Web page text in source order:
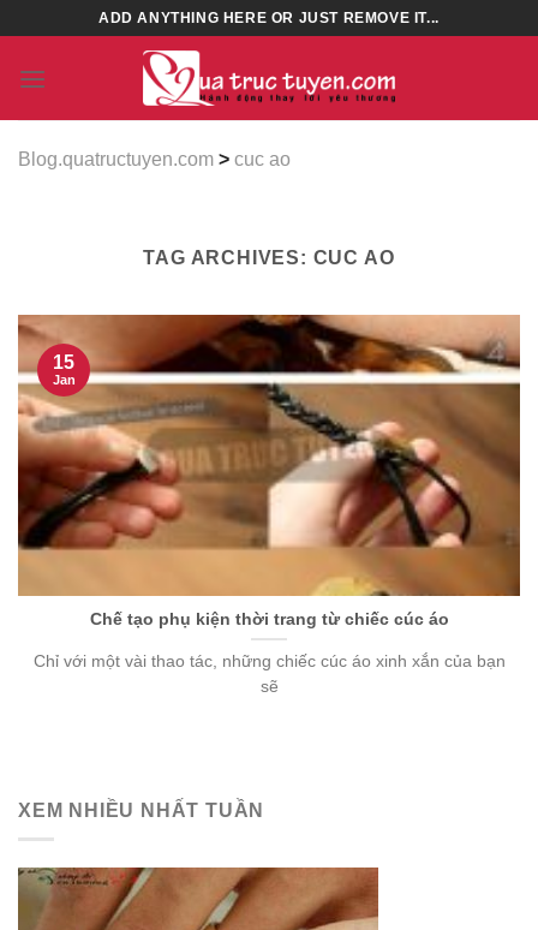
content
ADD ANYTHING HERE OR JUST REMOVE IT...
Blog.quatructuyen.com > cuc ao
TAG ARCHIVES: CUC AO
Chế tạo phụ kiện thời trang từ chiếc cúc áo
Chỉ với một vài thao tác, những chiếc cúc áo xinh xắn của bạn
sẽ
15
Jan
XEM NHIỀU NHẤT TUẦN